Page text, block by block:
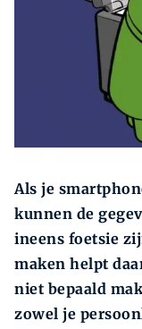
Als je
kunnen de
ineens foetsie
maken helpt
niet bepaald
zowel je